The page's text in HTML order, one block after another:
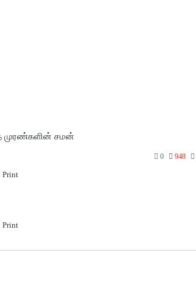
முரண்களின் சமன்
0 948
Print
Print